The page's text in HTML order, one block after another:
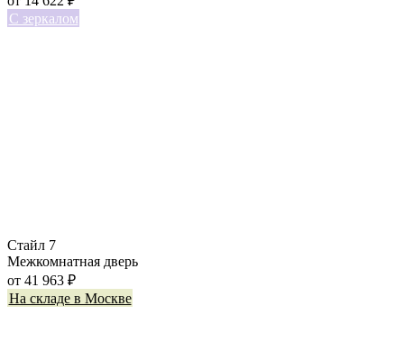
С зеркалом
Стайл 7
Межкомнатная дверь
от 41 963 ₽
На складе в Москве